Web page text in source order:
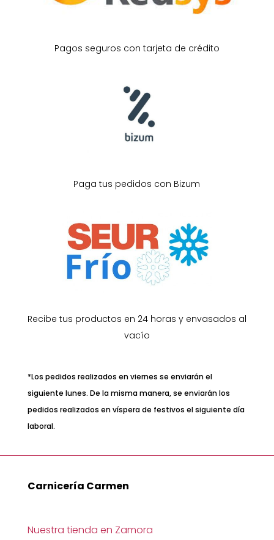
Pagos seguros con tarjeta de crédito
Paga tus pedidos con Bizum
Recibe tus productos en 24 horas y envasados al
vacío
*Los pedidos realizados en viernes se enviarán el
siguiente lunes. De la misma manera, se enviarán los
pedidos realizados en víspera de festivos el siguiente día
laboral.
Carnicería Carmen
Nuestra tienda en Zamora